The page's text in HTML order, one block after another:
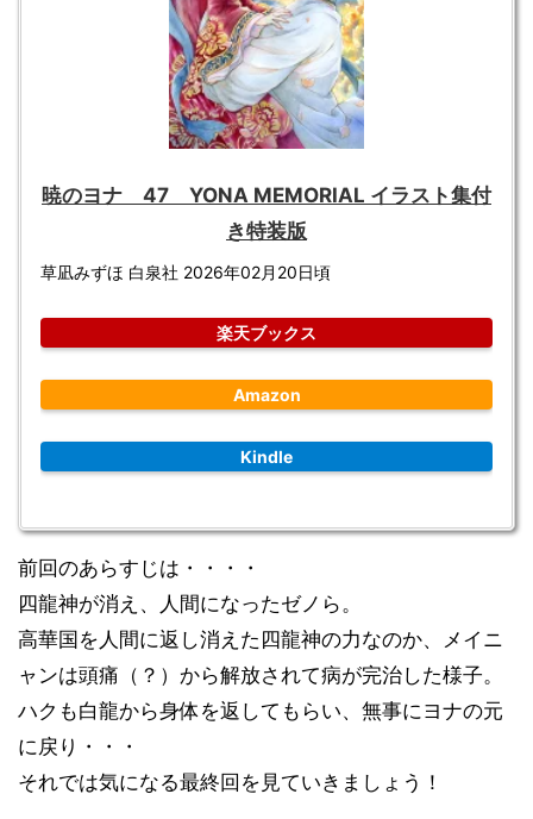
暁のヨナ 47 YONA MEMORIAL イラスト集付
き特装版
草凪みずほ 白泉社 2026年02月20日頃
楽天ブックス
Amazon
Kindle
前回のあらすじは・・・・
四龍神が消え、人間になったゼノら。
高華国を人間に返し消えた四龍神の力なのか、メイニ
ャンは頭痛（？）から解放されて病が完治した様子。
ハクも白龍から身体を返してもらい、無事にヨナの元
に戻り・・・
それでは気になる最終回を見ていきましょう！